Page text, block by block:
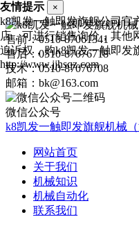
售前：0510-87061341
售后：0510-87076718
技术：0510-87076708
邮箱：bk@163.com
微信公众号
k8凯发一触即发旗舰机械
网站首页
关于我们
机械知识
机械自动化
联系我们
友情提示 ×
k8凯发一触即发旗舰公司官
店，可进行销售询价，其他
追诉权，购k8凯发一触即发
http://www.jjhsqz.com